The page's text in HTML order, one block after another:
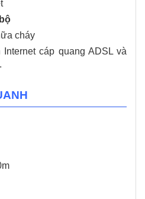
cháy
cáp quang ADSL và